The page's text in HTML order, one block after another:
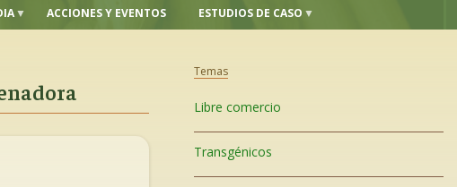
ACCIONES Y EVENTOS ESTUDIOS DE CASO
Temas
Libre comercio
Transgénicos